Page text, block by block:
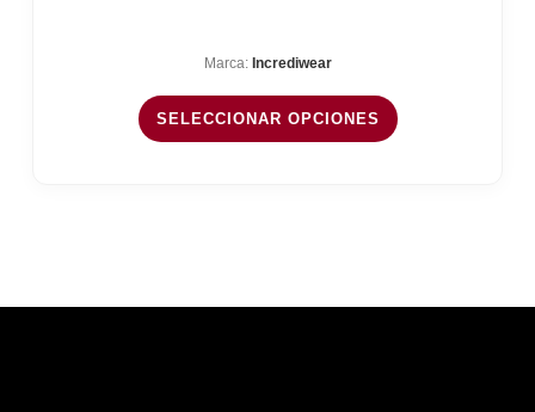
Marca: Incrediwear
SELECCIONAR OPCIONES